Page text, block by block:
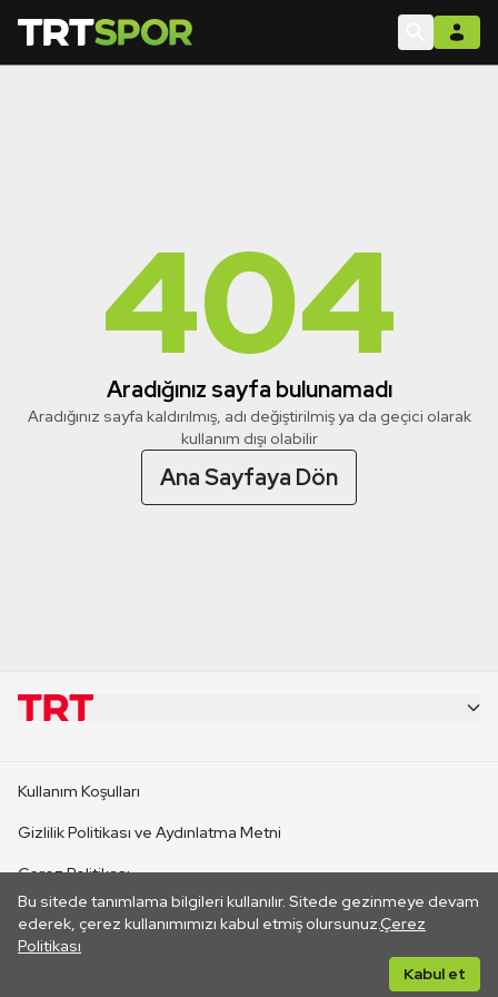
404
Aradığınız sayfa bulunamadı
Aradığınız sayfa kaldırılmış, adı değiştirilmiş ya da geçici olarak
kullanım dışı olabilir
Ana Sayfaya Dön
Bu sitede tanımlama bilgileri kullanılır. Sitede gezinmeye devam
ederek, çerez kullanımımızı kabul etmiş olursunuz.Çerez
Politikası
Kabul et
CANLI YAYINLAR
Kullanım Koşulları
Gizlilik Politikası ve Aydınlatma Metni
Çerez Politikası
İletişim
Her hakkı saklıdır. ©2026 TRT. Bağlantı yoluyla gidilen dış